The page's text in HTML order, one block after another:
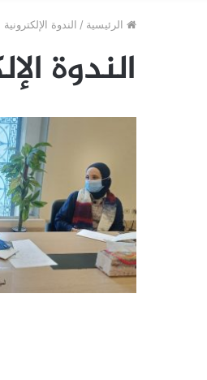
الرئيسية / الندوة الإلكترونية
الندوة